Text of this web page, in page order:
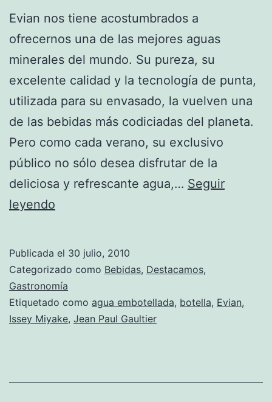
Evian nos tiene acostumbrados a
ofrecernos una de las mejores aguas
minerales del mundo. Su pureza, su
excelente calidad y la tecnología de punta,
utilizada para su envasado, la vuelven una
de las bebidas más codiciadas del planeta.
Pero como cada verano, su exclusivo
público no sólo desea disfrutar de la
deliciosa y refrescante agua,… Seguir
leyendo
agua
mineral
para
decorar
Publicada el 30 julio, 2010
Categorizado como Bebidas, Destacamos,
Gastronomía
Etiquetado como agua embotellada, botella, Evian,
Issey Miyake, Jean Paul Gaultier